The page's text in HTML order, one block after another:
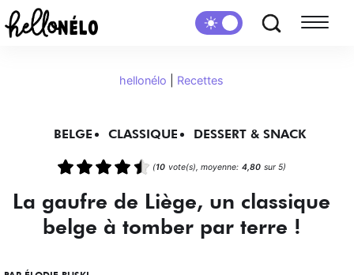
hellonélo Recettes
BELGE CLASSIQUE DESSERT & SNACK
(10 vote(s), moyenne: 4,80 sur 5)
La gaufre de Liège, un classique
belge à tomber par terre !